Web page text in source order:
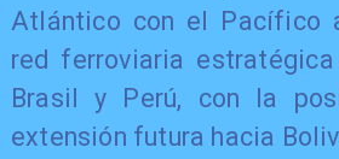
Atlántico con el Pacífico
red ferroviaria
Brasil y Perú, con la
extensión futura hacia